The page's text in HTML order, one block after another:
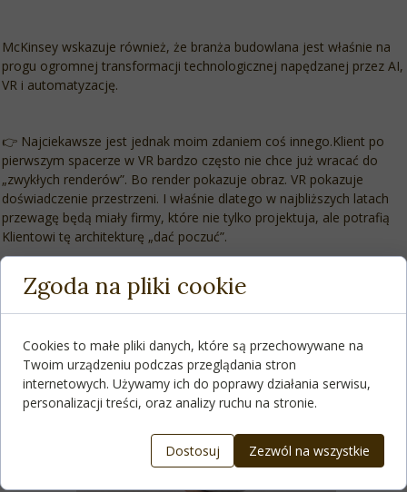
McKinsey wskazuje również, że branża budowlana jest właśnie na
progu ogromnej transformacji technologicznej napędzanej przez AI,
VR i automatyzację.
👉 Najciekawsze jest jednak moim zdaniem coś innego.Klient po
pierwszym spacerze w VR bardzo często nie chce już wracać do
„zwykłych renderów”. Bo render pokazuje obraz. VR pokazuje
doświadczenie przestrzeni. I właśnie dlatego w najbliższych latach
przewagę będą miały firmy, które nie tylko projektuja, ale potrafią
Klientowi tę architekturę „dać poczuć”.
👉 AI przyspiesza proces. VR buduje emocje 👈
Połączenie tych dwóch technologii zaczyna redefiniować sposób
sprzedaży architektury i nowoczesnego budownictwa.
Zgoda na pliki cookie
Cookies to małe pliki danych, które są przechowywane na
Twoim urządzeniu podczas przeglądania stron
internetowych. Używamy ich do poprawy działania serwisu,
personalizacji treści, oraz analizy ruchu na stronie.
Dostosuj Zezwól na wszystkie